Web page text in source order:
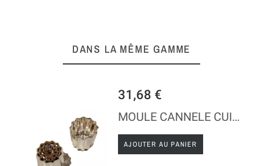
DANS LA MÊME GAMME
31,68 €
MOULE CANNELE CUIVRE ETAME ARGENTE Ø55
AJOUTER AU PANIER